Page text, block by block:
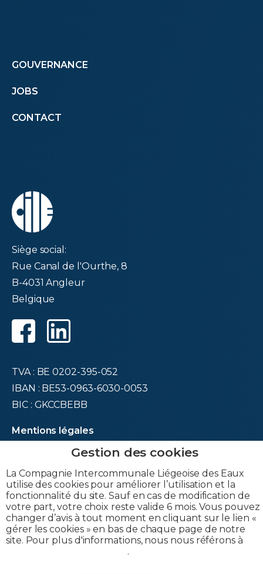
Footer
menu
GOUVERNANCE
JOBS
CONTACT
Siège social:
Rue Canal de l'Ourthe, 8
B-4031 Angleur
Belgique
TVA : BE 0202-395-052
IBAN : BE53-0963-6030-0053
BIC : GKCCBEBB
Mentions légales
Déclaration de confidentialité
Déclaration de cookies
Gérer les cookies
Gestion de matomo
La Compagnie Intercommunale Liégeoise des Eaux
utilise des cookies pour améliorer l’utilisation et la
fonctionnalité du site. Sauf en cas de modification de
votre part, votre choix reste valide 6 mois. Vous pouvez
changer d’avis à tout moment en cliquant sur le lien «
gérer les cookies » en bas de chaque page de notre
site. Pour plus d'informations, nous nous référons à
.